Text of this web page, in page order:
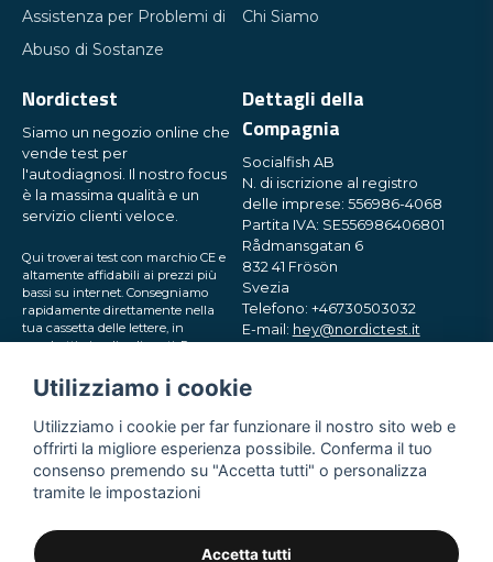
Assistenza per Problemi di
Abuso di Sostanze
Chi Siamo
Nordictest
Siamo un negozio online che
vende test per
l'autodiagnosi. Il nostro focus
è la massima qualità e un
servizio clienti veloce.
Qui troverai test con marchio CE e
altamente affidabili ai prezzi più
bassi su internet. Consegniamo
rapidamente direttamente nella
tua cassetta delle lettere, in
pacchetti piccoli e discreti. Prova
Dettagli della
Compagnia
Socialfish AB
N. di iscrizione al registro
delle imprese: 556986-4068
Partita IVA: SE556986406801
Rådmansgatan 6
832 41 Frösön
Svezia
Telefono: +46730503032
E-mail: hey@nordictest.it
Lun-Ven 10:00 - 17:00 (CET)
Utilizziamo i cookie
Utilizziamo i cookie per far funzionare il nostro sito web e
offrirti la migliore esperienza possibile. Conferma il tuo
consenso premendo su "Accetta tutti" o personalizza
tramite le impostazioni
Accetta tutti